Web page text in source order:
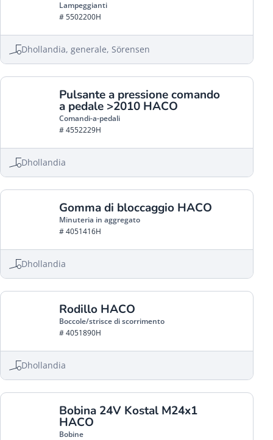
Lampeggianti
# 5502200H
Dhollandia, generale, Sörensen
Pulsante a pressione comando
a pedale >2010 HACO
Comandi-a-pedali
# 4552229H
Dhollandia
Gomma di bloccaggio HACO
Minuteria in aggregato
# 4051416H
Dhollandia
Rodillo HACO
Boccole/strisce di scorrimento
# 4051890H
Dhollandia
Bobina 24V Kostal M24x1
HACO
Bobine